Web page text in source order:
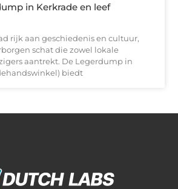
in Kerkrade en leef
rijk aan geschiedenis en cultuur,
schat die zowel lokale
aantrekt. De Legerdump in
biedt